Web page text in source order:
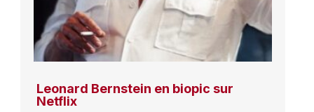
Leonard Bernstein en biopic sur
Netflix